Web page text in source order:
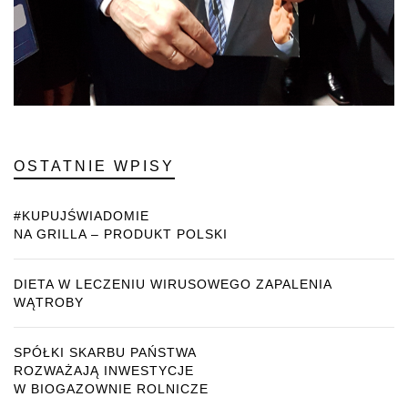
OSTATNIE WPISY
#KUPUJŚWIADOMIE
NA GRILLA – PRODUKT POLSKI
DIETA W LECZENIU WIRUSOWEGO ZAPALENIA
WĄTROBY
SPÓŁKI SKARBU PAŃSTWA
ROZWAŻAJĄ INWESTYCJE
W BIOGAZOWNIE ROLNICZE